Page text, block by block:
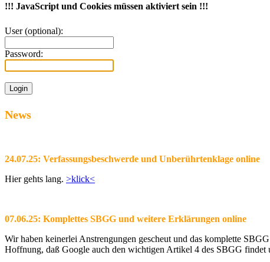
!!! JavaScript und Cookies müssen aktiviert sein !!!
User (optional):
Password:
News
24.07.25: Verfassungsbeschwerde und Unberührtenklage online
Hier gehts lang. >klick<
07.06.25: Komplettes SBGG und weitere Erklärungen online
Wir haben keinerlei Anstrengungen gescheut und das komplette
Hoffnung, daß Google auch den wichtigen Artikel 4 des SBGG findet